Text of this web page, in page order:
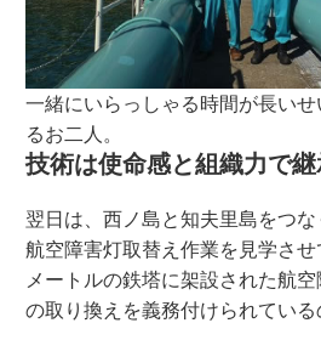
一緒にいらっしゃる時間が長い
るお二人。
技術は使命感と組織力で継
翌日は、西ノ島と知夫里島をつ
航空障害灯取替え作業を見学さ
メートルの鉄塔に架設された航
の取り換えを義務付けられている